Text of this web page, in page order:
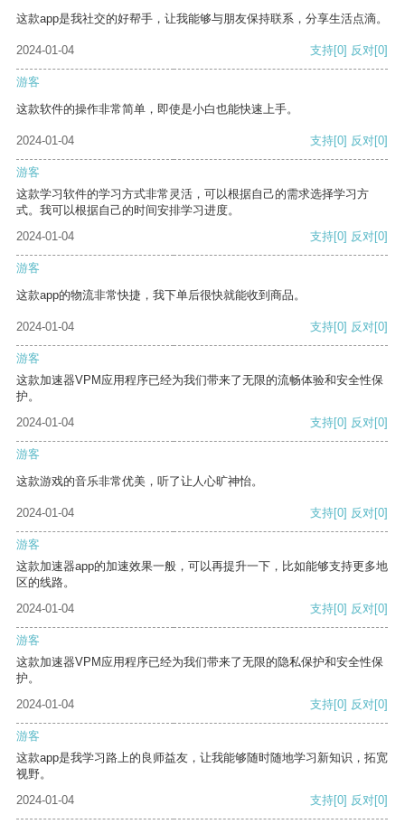
这款app是我社交的好帮手，让我能够与朋友保持联系，分享生活点滴。
2024-01-04 支持[0] 反对[0]
游客
这款软件的操作非常简单，即使是小白也能快速上手。
2024-01-04 支持[0] 反对[0]
游客
这款学习软件的学习方式非常灵活，可以根据自己的需求选择学习方
式。我可以根据自己的时间安排学习进度。
2024-01-04
支持[0] 反对[0]
游客
这款app的物流非常快捷，我下单后很快就能收到商品。
2024-01-04 支持[0] 反对[0]
游客
这款加速器VPM应用程序已经为我们带来了无限的流畅体验和安全性保
护。
2024-01-04
支持[0] 反对[0]
游客
这款游戏的音乐非常优美，听了让人心旷神怡。
2024-01-04 支持[0] 反对[0]
游客
这款加速器app的加速效果一般，可以再提升一下，比如能够支持更多地
区的线路。
2024-01-04
支持[0] 反对[0]
游客
这款加速器VPM应用程序已经为我们带来了无限的隐私保护和安全性保
护。
2024-01-04
支持[0] 反对[0]
游客
这款app是我学习路上的良师益友，让我能够随时随地学习新知识，拓宽
视野。
2024-01-04
支持[0] 反对[0]